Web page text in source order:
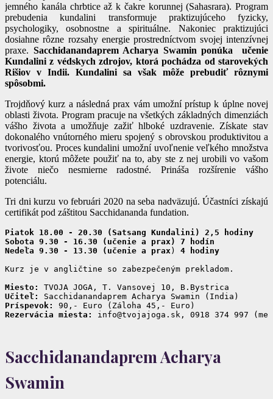
jemného kanála chrbtice až k čakre korunnej (Sahasrara). Program
prebudenia kundalini transformuje praktizujúceho fyzicky,
psychologiky, osobnostne a spirituálne. Nakoniec praktizujúci
dosiahne rôzne rozsahy energie prostredníctvom svojej intenzívnej
praxe. Sacchidanandaprem Acharya Swamin ponúka učenie
Kundalini z védskych zdrojov, ktorá pochádza od starovekých
Rišiov v Indii. Kundalini sa však môže prebudiť rôznymi
spôsobmi.
Trojdňový kurz a následná prax vám umožní prístup k úplne novej
oblasti života. Program pracuje na všetkých základných dimenziách
vášho života a umožňuje zažiť hlboké uzdravenie. Získate stav
dokonalého vnútorného mieru spojený s obrovskou produktivitou a
tvorivosťou. Proces kundalini umožní uvoľnenie veľkého množstva
energie, ktorú môžete použiť na to, aby ste z nej urobili vo vašom
živote niečo nesmierne radostné. Prináša rozšírenie vášho
potenciálu.
Tri dni kurzu vo februári 2020 na seba nadväzujú. Účastníci získajú
certifikát pod záštitou Sacchidananda fundation.
Piatok 18.00 - 20.30 (Satsang Kundalini) 2,5 hodiny
Sobota 9.30 - 16.30 (učenie a prax) 7 hodín
Nedeľa 9.30 - 13.30 (učenie a prax) 4 hodiny
Kurz je v angličtine so zabezpečeným prekladom.
Miesto:
Učiteľ:
Príspevok:
Rezervácia miesta:
info@tvojajoga.sk, 0918 374 997
Sacchidanandaprem Acharya
Swamin